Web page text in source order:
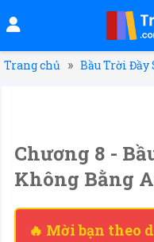
Trang chủ » Bầu Trời Đầy
Chương 8 -
Không Bằng
🔥 Mời bạn theo